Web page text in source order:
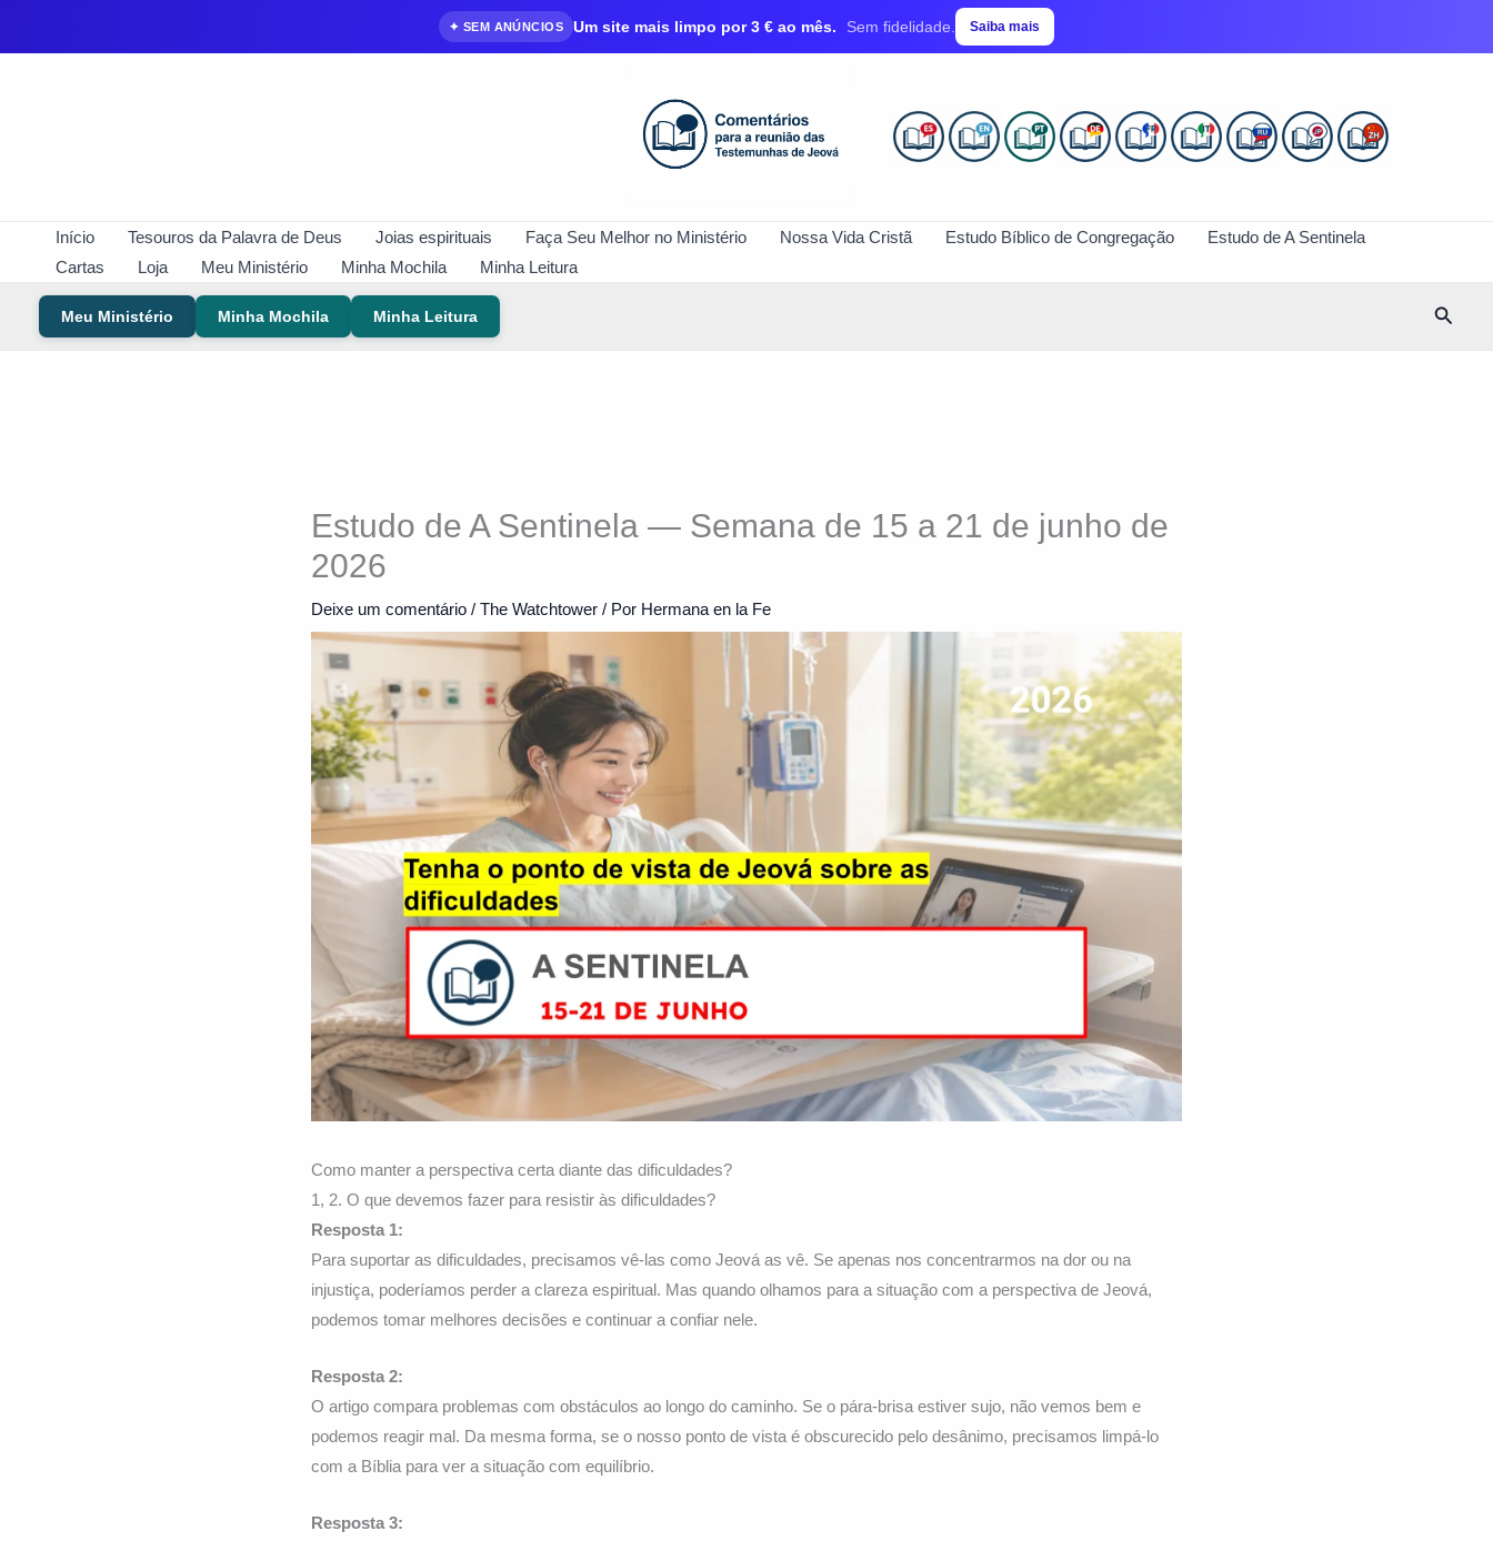
✦ SEM ANÚNCIOS Um site mais limpo por 3 € ao mês. Sem fidelidade. Saiba mais
Início Tesouros da Palavra de Deus Joias espirituais Faça Seu Melhor no Ministério Nossa Vida Cristã Estudo Bíblico de Congregação
Estudo de A Sentinela
Cartas
Loja Meu Ministério Minha Mochila Minha Leitura
Meu Ministério Minha Mochila Minha Leitura
Estudo de A Sentinela — Semana de 15 a 21 de junho de
2026
Deixe um comentário /The Watchtower / Por Hermana en la Fe
Como manter a perspectiva certa diante das dificuldades?
1, 2. O que devemos fazer para resistir às dificuldades?
Resposta 1:
Para suportar as dificuldades, precisamos vê-las como Jeová as vê. Se apenas nos concentrarmos na dor ou na
injustiça, poderíamos perder a clareza espiritual. Mas quando olhamos para a situação com a perspectiva de Jeová,
podemos tomar melhores decisões e continuar a confiar nele.
Resposta 2:
O artigo compara problemas com obstáculos ao longo do caminho. Se o pára-brisa estiver sujo, não vemos bem e
podemos reagir mal. Da mesma forma, se o nosso ponto de vista é obscurecido pelo desânimo, precisamos limpá-lo
com a Bíblia para ver a situação com equilíbrio.
Resposta 3: